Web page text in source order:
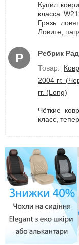
Купил
класса
Грязь
Ловите,
Р Ребрик Рад
Товар:
2004 гг.
гг. (Long)
Чёткие
класс,